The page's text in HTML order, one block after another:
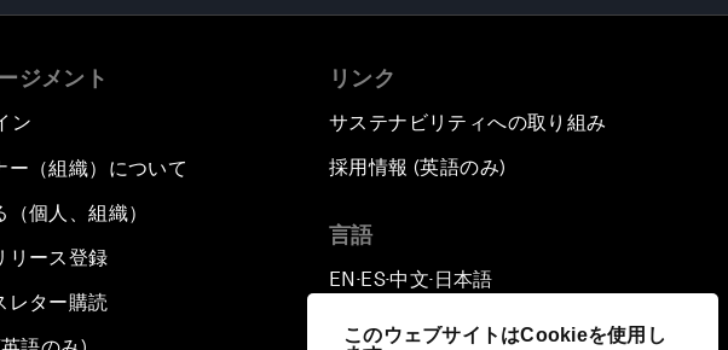
このウェブサイトはCookieを使用し
ジメント
ン
ー（組織）について
個人、組織）
リース登録
レター購読
リンク
サステナビリティへの取り組み
採用情報 (英語のみ)
言語
EN ▪ES▪中文▪ 日本語